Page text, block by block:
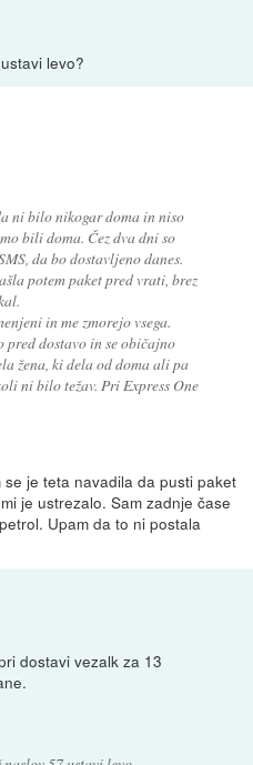
levo?
ni bilo nikogar doma in niso
bili doma. Čez dva dni so
da bo dostavljeno danes.
potem paket pred vrati, brez
in me zmorejo vsega.
pred dostavo in se običajno
žena, ki dela od doma ali pa
ni bilo težav. Pri Express One
je teta navadila da pusti paket
je ustrezalo. Sam zadnje čase
Upam da to ni postala
dostavi vezalk za 13